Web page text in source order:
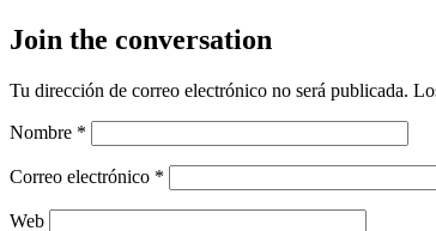
Join the conversation
Tu dirección de correo electrónico no será publicada.
Nombre *
Correo electrónico *
Web